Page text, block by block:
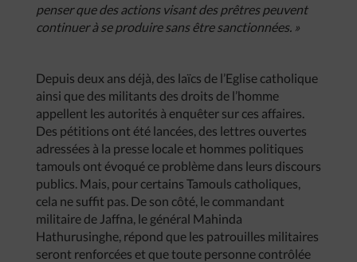
penser que des actions visant des prêtres peuvent
continuer à se produire sans être sanctionnées. »
Depuis deux ans déjà, des laïcs de l’Eglise catholique
ainsi que des militants des droits de l’homme
appellent les autorités à enquêter sur ces affaires.
Des pétitions ont été lancées, des lettres ouvertes
adressées à la presse locale et hommes politiques
tamouls ont évoqué ce problème dans leurs discours
publics. Mais, pour certains Tamouls catholiques,
cela ne suffit pas. De son côté, le commandant
militaire de Jaffna, le général Mahinda
Hathurusinghe, répond que les patrouilles militaires
seront renforcées et que toute personne contrôlée